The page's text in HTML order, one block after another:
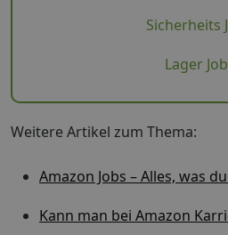
Sicherheits
Lager
Weitere Artikel zum Thema:
Amazon Jobs – Alles, was
Kann man bei Amazon